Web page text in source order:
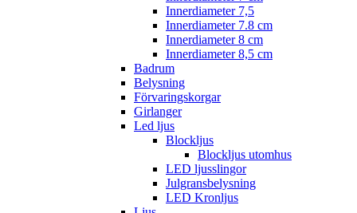
Innerdiameter 7,5
Innerdiameter 7.8 cm
Innerdiameter 8 cm
Innerdiameter 8,5 cm
Badrum
Belysning
Förvaringskorgar
Girlanger
Led ljus
Blockljus
Blockljus utomhus
LED ljusslingor
Julgransbelysning
LED Kronljus